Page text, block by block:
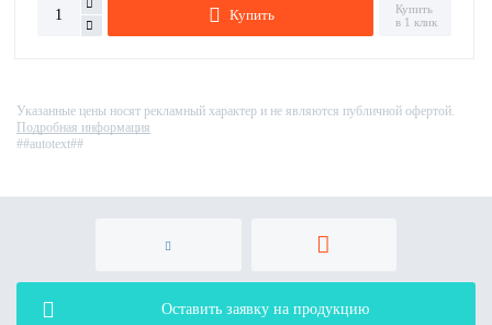
Купить
Купить
в 1 клик
Указанные цены носят рекламный характер и не являются публичной офертой.
Подробная информация
##autotext##
Оставить заявку на продукцию